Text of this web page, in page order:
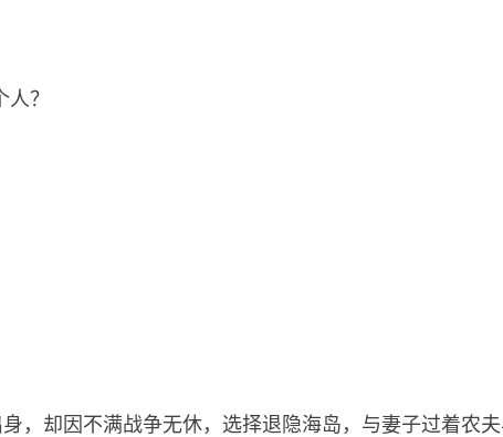
？
，却因不满战争无休，选择退隐海岛，与妻子过着农